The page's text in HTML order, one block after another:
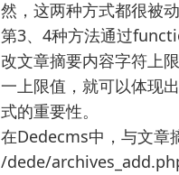
然，这两种方式都很被
第3、4种方法通过
改文章摘要内容字符上
一上限值，就可以体现
式的重要性。
在Dedecms中，与文章
/dede/